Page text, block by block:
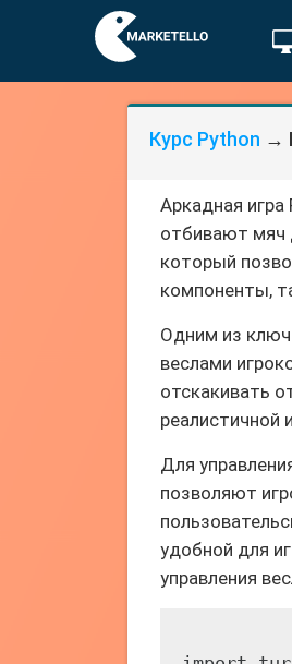
Курс Python →
Аркадная игра
отбивают мяч
который
компоненты,
Одним из
веслами
отскакивать
реалистичной
Для
позволяют
удобной для
управления